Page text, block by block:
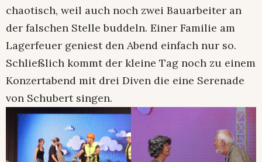
chaotisch, weil auch noch zwei Bauarbeiter an
der falschen Stelle buddeln. Einer Familie am
Lagerfeuer geniest den Abend einfach nur so.
Schließlich kommt der kleine Tag noch zu einem
Konzertabend mit drei Diven die eine Serenade
von Schubert singen.